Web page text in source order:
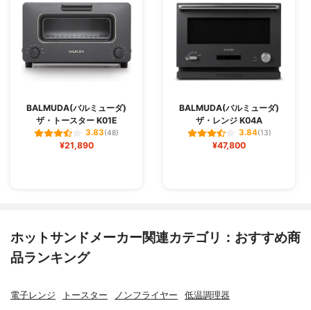
BALMUDA(バルミューダ)
ザ・トースター K01E
3.83(48)
¥21,890
BALMUDA(バルミューダ)
ザ・レンジ K04A
3.84(13)
¥47,800
ホットサンドメーカー関連カテゴリ：おすすめ商
品ランキング
電子レンジ トースター ノンフライヤー 低温調理器